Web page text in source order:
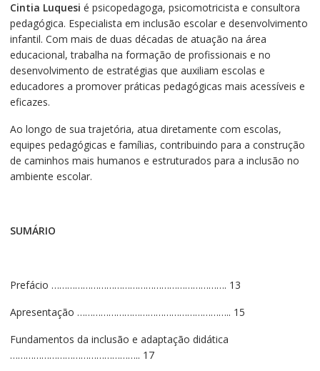
inclusão
escolar
quantidade
Cintia Luquesi é psicopedagoga, psicomotricista e consultora
pedagógica. Especialista em inclusão escolar e desenvolvimento
infantil. Com mais de duas décadas de atuação na área
educacional, trabalha na formação de profissionais e no
desenvolvimento de estratégias que auxiliam escolas e
educadores a promover práticas pedagógicas mais acessíveis e
eficazes.
Ao longo de sua trajetória, atua diretamente com escolas,
equipes pedagógicas e famílias, contribuindo para a construção
de caminhos mais humanos e estruturados para a inclusão no
ambiente escolar.
SUMÁRIO
Prefácio …………………………………………………………. 13
Apresentação ………………………………………………….. 15
Fundamentos da inclusão e adaptação didática
………………………………………….. 17